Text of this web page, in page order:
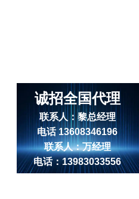
诚招全国代理
联系人：黎总经理
电话 13608346196
联系人：万经理
电话：13983033556